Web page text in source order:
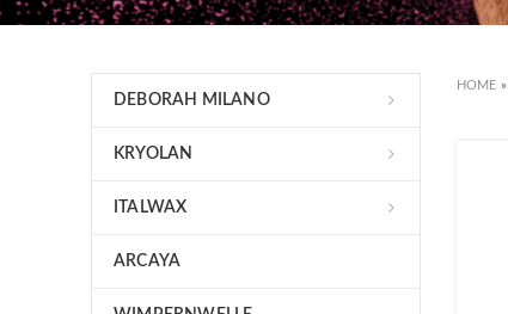
HOME »
DEBORAH MILANO
KRYOLAN
ITALWAX
ARCAYA